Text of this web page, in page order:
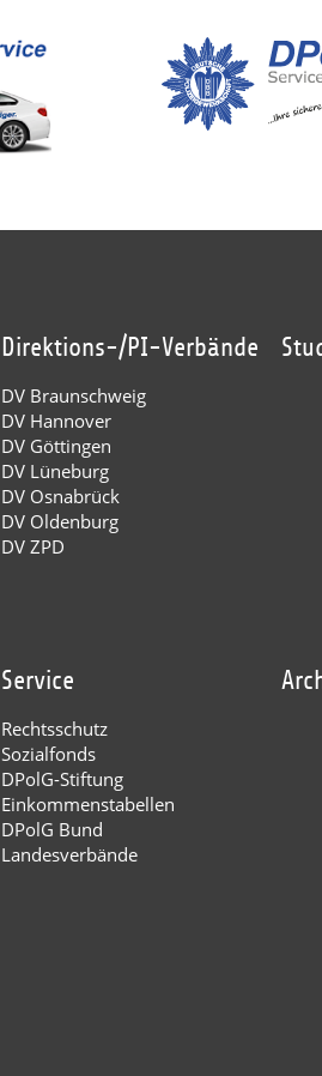
Direktions-/PI-Verbände
DV Braunschweig
DV Hannover
DV Göttingen
DV Lüneburg
DV Osnabrück
DV Oldenburg
DV ZPD
Service
Rechtsschutz
Sozialfonds
DPolG-Stiftung
Einkommenstabellen
DPolG Bund
Landesverbände